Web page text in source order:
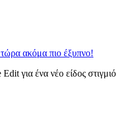
ακόμα πιο έξυπνο!
για ένα νέο είδος